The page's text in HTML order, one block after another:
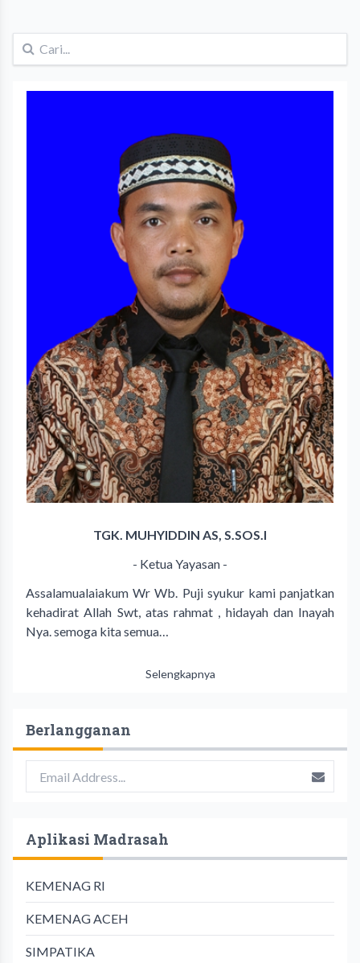
TGK. MUHYIDDIN AS, S.SOS.I
- Ketua Yayasan -
Assalamualaiakum Wr Wb. Puji syukur kami panjatkan
kehadirat Allah Swt, atas rahmat , hidayah dan Inayah
Nya. semoga kita semua…
Selengkapnya
Berlangganan
Aplikasi Madrasah
KEMENAG RI
KEMENAG ACEH
SIMPATIKA